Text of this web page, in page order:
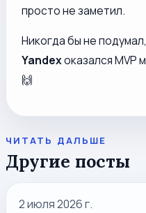
просто не заметил.
Никогда бы не
Yandexоказался MVP
🙌
ЧИТАТЬ ДАЛЬШЕ
Другие посты
2 июля 2026 г.